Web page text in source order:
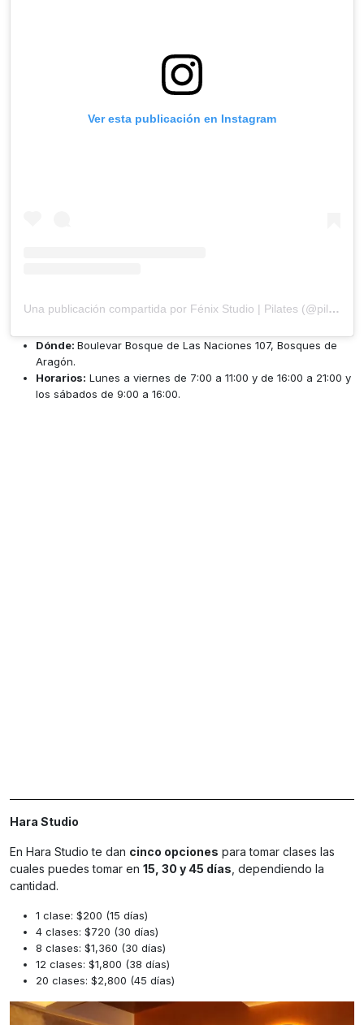
Ver esta publicación en Instagram
Una publicación compartida por Fénix Studio | Pilates (@pilatesfeenix)
Dónde: Boulevar Bosque de Las Naciones 107, Bosques de
Aragón.
Horarios: Lunes a viernes de 7:00 a 11:00 y de 16:00 a 21:00 y
los sábados de 9:00 a 16:00.
Hara Studio
En Hara Studio te dan cinco opciones para tomar clases las
cuales puedes tomar en 15, 30 y 45 días , dependiendo la
cantidad.
1 clase: $200 (15 días)
4 clases: $720 (30 días)
8 clases: $1,360 (30 días)
12 clases: $1,800 (38 días)
20 clases: $2,800 (45 días)